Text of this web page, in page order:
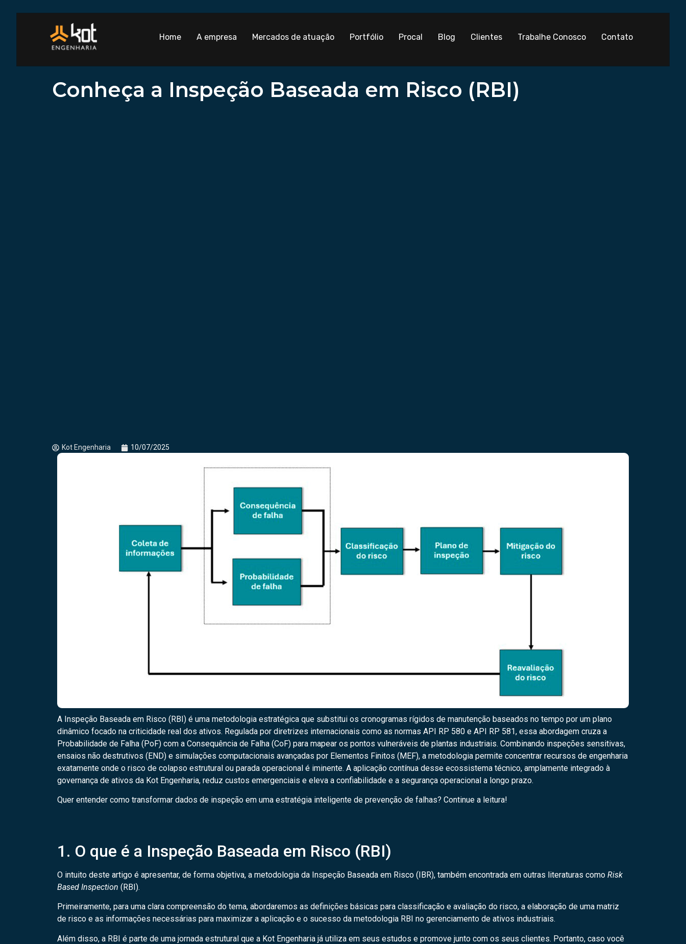
Home A empresa Mercados de atuação Portfólio Procal Blog Clientes Trabalhe Conosco Contato
Conheça a Inspeção Baseada em Risco (RBI)
Kot Engenharia 10/07/2025
A Inspeção Baseada em Risco (RBI) é uma metodologia estratégica que substitui os cronogramas rígidos de manutenção baseados no tempo por um plano
dinâmico focado na criticidade real dos ativos. Regulada por diretrizes internacionais como as normas API RP 580 e API RP 581, essa abordagem cruza a
Probabilidade de Falha (PoF) com a Consequência de Falha (CoF) para mapear os pontos vulneráveis de plantas industriais. Combinando inspeções sensitivas,
ensaios não destrutivos (END) e simulações computacionais avançadas por Elementos Finitos (MEF), a metodologia permite concentrar recursos de engenharia
exatamente onde o risco de colapso estrutural ou parada operacional é iminente. A aplicação contínua desse ecossistema técnico, amplamente integrado à
governança de ativos da Kot Engenharia, reduz custos emergenciais e eleva a confiabilidade e a segurança operacional a longo prazo.
Quer entender como transformar dados de inspeção em uma estratégia inteligente de prevenção de falhas? Continue a leitura!
1. O que é a Inspeção Baseada em Risco (RBI)
O intuito deste artigo é apresentar, de forma objetiva, a metodologia da Inspeção Baseada em Risco (IBR), também encontrada em outras literaturas como Risk
Based Inspection (RBI).
Primeiramente, para uma clara compreensão do tema, abordaremos as definições básicas para classificação e avaliação do risco, a elaboração de uma matriz
de risco e as informações necessárias para maximizar a aplicação e o sucesso da metodologia RBI no gerenciamento de ativos industriais.
Além disso, a RBI é parte de uma jornada estrutural que a Kot Engenharia já utiliza em seus estudos e promove junto com os seus clientes. Portanto, caso você